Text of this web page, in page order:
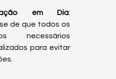
em Dia:
de que todos os
necessários
para evitar